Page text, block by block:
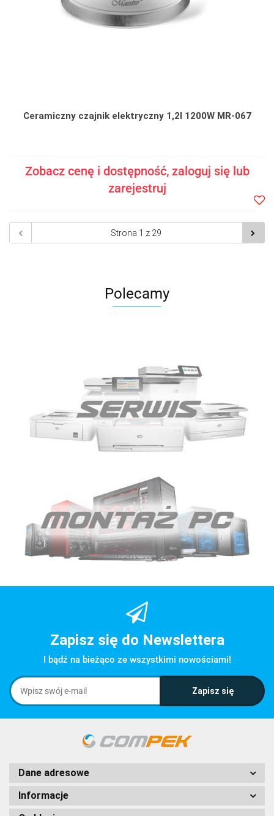
Ceramiczny czajnik elektryczny 1,2l 1200W MR-067
Zobacz cenę i dostępność, zaloguj się lub
zarejestruj
Polecamy
Zapisz się do Newslettera
I bądź na bieżąco ze wszystkimi nowościami!
Dane adresowe
Informacje